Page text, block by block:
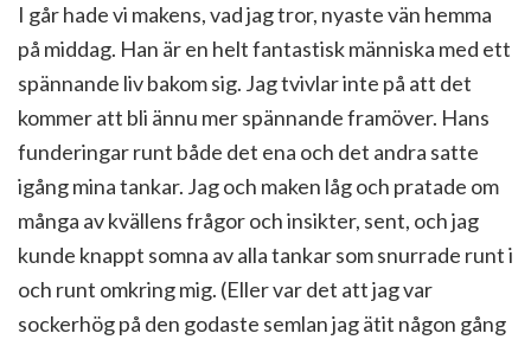
I går hade vi makens, vad jag tror, nyaste vän hemma
på middag. Han är en helt fantastisk människa med ett
spännande liv bakom sig. Jag tvivlar inte på att det
kommer att bli ännu mer spännande framöver. Hans
funderingar runt både det ena och det andra satte
igång mina tankar. Jag och maken låg och pratade om
många av kvällens frågor och insikter, sent, och jag
kunde knappt somna av alla tankar som snurrade runt i
och runt omkring mig. (Eller var det att jag var
sockerhög på den godaste semlan jag ätit någon gång